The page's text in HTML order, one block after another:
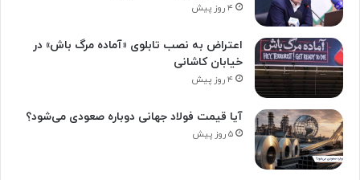
۴ روز پیش
اعتراض به نصب تابلوی «آماده مرگ باش» در
خیابان کاشانی
۴ روز پیش
آیا قیمت فولاد جهانی دوباره صعودی می‌شود؟
۵ روز پیش